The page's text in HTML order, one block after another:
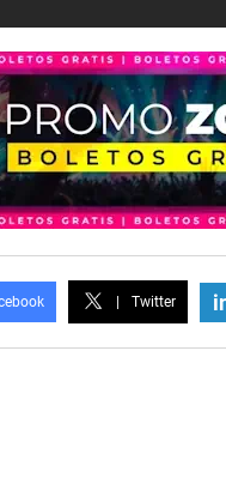
Twitter